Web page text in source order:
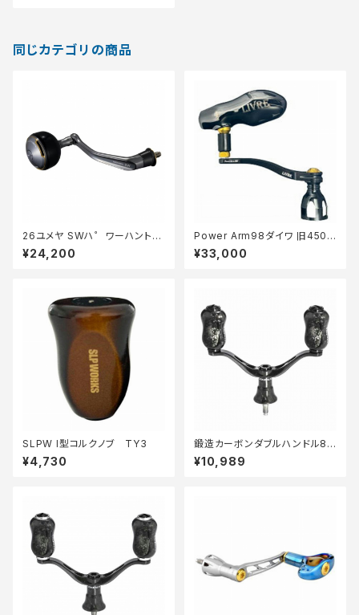
同じカテゴリの商品
26ユメヤ SWハ゜ワーハント゛
ル 85ラウント゛
¥24,200
Power Arm98ダイワ 旧450
0〜5500 新8000〜14000
¥33,000
SLPW I型コルクノブ TY3
¥4,730
鍛造カーボンダブルハンドル82
mm シマノ ブラック H1S82YD
22DFBKBK
¥10,989